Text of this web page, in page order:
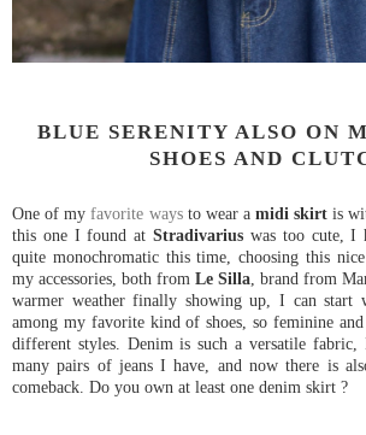
BLUE SERENITY ALSO ON
SHOES AND
One of myfavorite waysto wear a midi skirt is
this one I found atStradivarius was too cute,
quite monochromatic this time, choosing this
my accessories, both from Le Silla , brand from
warmer weather finally showing up, I can start
among my favorite kind of shoes, so feminine
different styles. Denim is such a versatile
many pairs of jeans I have, and now there is
comeback. Do you own at least one denim skirt ?